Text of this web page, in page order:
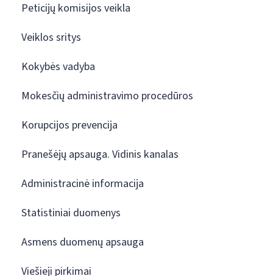
Peticijų komisijos veikla
Veiklos sritys
Kokybės vadyba
Mokesčių administravimo procedūros
Korupcijos prevencija
Pranešėjų apsauga. Vidinis kanalas
Administracinė informacija
Statistiniai duomenys
Asmens duomenų apsauga
Viešieji pirkimai